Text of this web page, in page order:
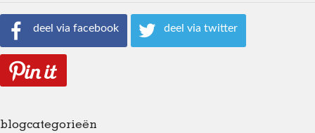
deel via facebook deel via twitter
blogcategorieën